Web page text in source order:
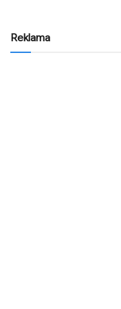
Reklama